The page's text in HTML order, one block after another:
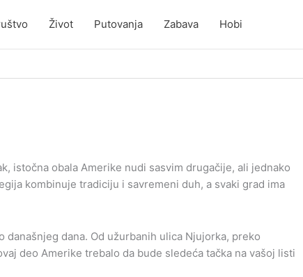
Život Putovanja Zabava Hobi
istočna obala Amerike nudi sasvim drugačije, ali jednako
kombinuje tradiciju i savremeni duh, a svaki grad ima
dana. Od užurbanih ulica Njujorka, preko
deo Amerike trebalo da bude sledeća tačka na vašoj listi